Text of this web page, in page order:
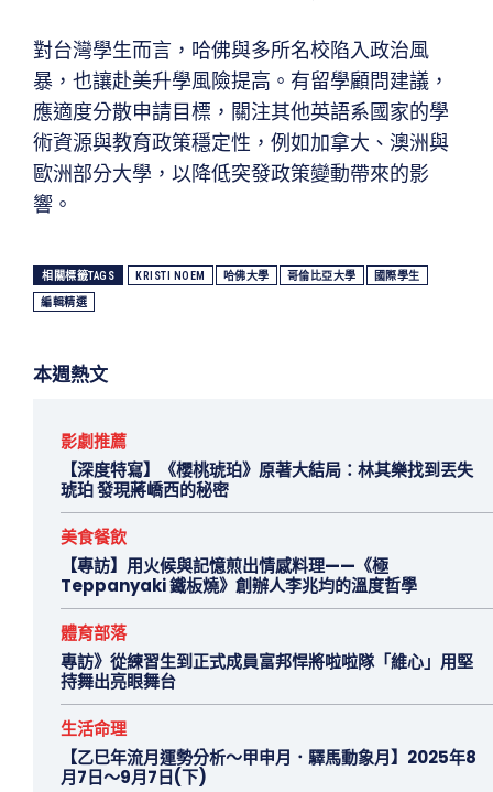
對台灣學生而言，哈佛與多所名校陷入政治風
暴，也讓赴美升學風險提高。有留學顧問建議，
應適度分散申請目標，關注其他英語系國家的學
術資源與教育政策穩定性，例如加拿大、澳洲與
歐洲部分大學，以降低突發政策變動帶來的影
響。
相關標籤TAGS KRISTI NOEM 哈佛大學 哥倫比亞大學 國際學生
編輯精選
本週熱文
影劇推薦
【深度特寫】《櫻桃琥珀》原著大結局：林其樂找到丟失
琥珀 發現蔣嶠西的秘密
美食餐飲
【專訪】用火候與記憶煎出情感料理——《極
Teppanyaki 鐵板燒》創辦人李兆均的溫度哲學
體育部落
專訪》從練習生到正式成員富邦悍將啦啦隊「維心」用堅
持舞出亮眼舞台
生活命理
【乙巳年流月運勢分析～甲申月．驛馬動象月】2025年8
月7日～9月7日(下)